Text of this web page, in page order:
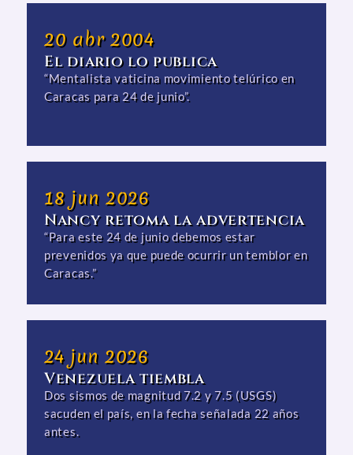
20 abr 2004
El diario lo publica
“Mentalista vaticina movimiento telúrico en
Caracas para 24 de junio”.
18 jun 2026
Nancy retoma la advertencia
“Para este 24 de junio debemos estar
prevenidos ya que puede ocurrir un temblor en
Caracas.”
24 jun 2026
Venezuela tiembla
Dos sismos de magnitud 7.2 y 7.5 (USGS)
sacuden el país, en la fecha señalada 22 años
antes.